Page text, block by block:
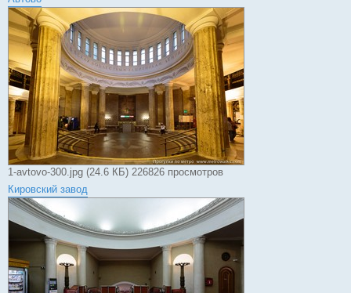
1-avtovo-300.jpg (24.6 КБ) 226826 просмотров
Кировский завод